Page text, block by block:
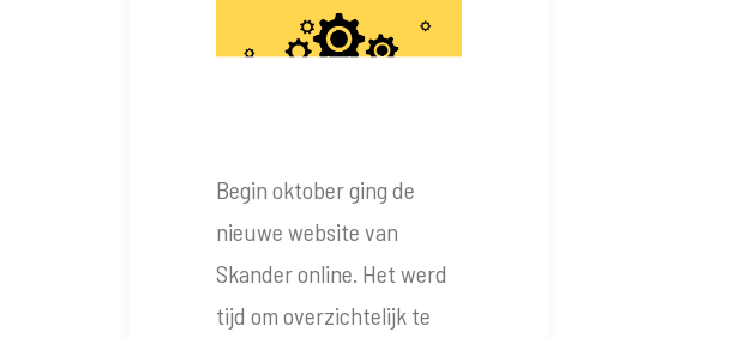
Begin oktober ging de
nieuwe website van
Skander online. Het werd
tijd om overzichtelijk te